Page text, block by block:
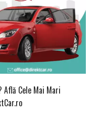
Află Cele Mai Mari